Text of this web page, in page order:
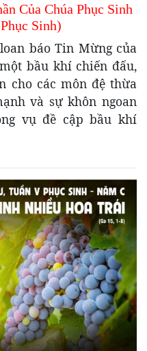
Của Chúa Phục Sinh
Sinh)
báo Tin Mừng của
bầu khí chiến đấu,
cho các môn đệ thừa
và sự khôn ngoan
vụ đề cập bầu khí